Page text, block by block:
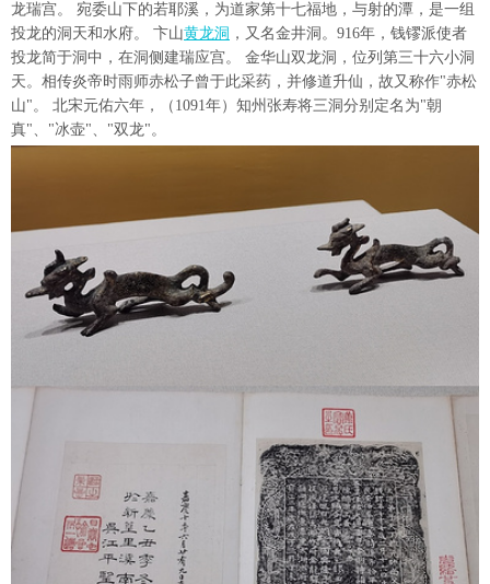
龙瑞宫。 宛委山下的若耶溪，为道家第十七福地，与射的潭，是一组
投龙的洞天和水府。 卞山黄龙洞 ，又名金井洞。916年，钱镠派使者
投龙简于洞中，在洞侧建瑞应宫。 金华山双龙洞，位列第三十六小洞
天。相传炎帝时雨师赤松子曾于此采药，并修道升仙，故又称作"赤松
山"。 北宋元佑六年，（1091年）知州张寿将三洞分别定名为"朝
真"、"冰壶"、"双龙"。